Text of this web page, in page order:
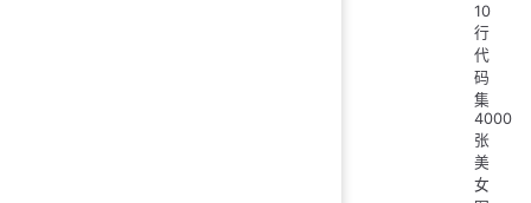
10
行
代
码
集
4000
张
美
女